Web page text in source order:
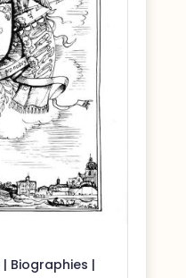
| Biographies |